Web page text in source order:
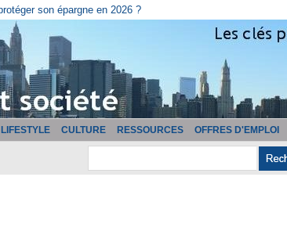
son épargne en 2026 ?
LIFESTYLE CULTURE RESSOURCES OFFRES D'EMPLOI